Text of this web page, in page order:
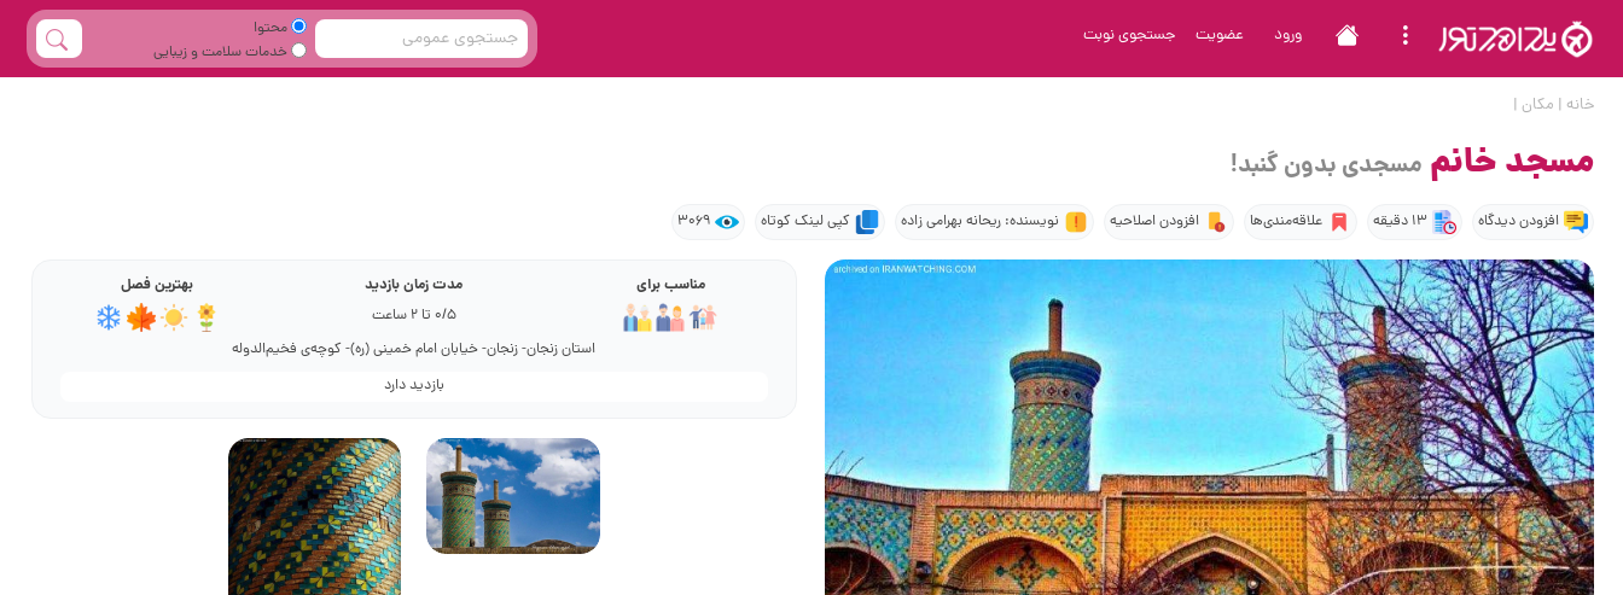
ورود عضویت جستجوی نوبت
محتوا
خدمات سلامت و زیبایی
خانه | مکان |
مسجد خانم مسجدی بدون گنبد!
افزودن دیدگاه 13 دقیقه علاقه‌مندی‌ها افزودن اصلاحیه نویسنده: ریحانه بهرامی زاده کپی لینک کوتاه 3069
مناسب برای مدت زمان بازدید
0/5 تا 2 ساعت
بهترین فصل
استان زنجان- زنجان- خیابان امام خمینی (ره)- کوچه‌ی فخیم‌الدوله
بازدید دارد